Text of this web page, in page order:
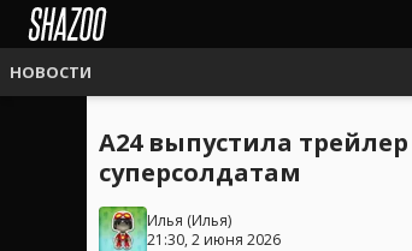
НОВОСТИ
A24 выпустила
суперсолдатам
Илья (Илья)
21:30, 2 июня 2026